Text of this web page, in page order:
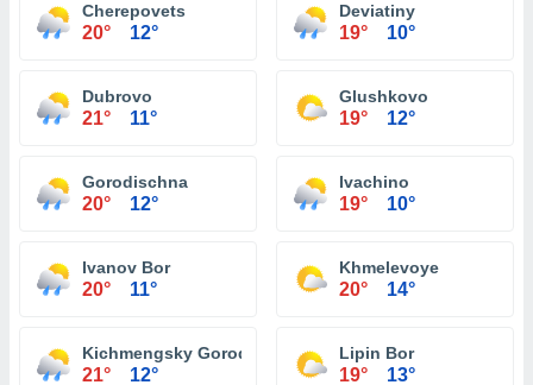
Cherepovets
20° 12°
Deviatiny
19° 10°
Dubrovo
21° 11°
Glushkovo
19° 12°
Gorodischna
20° 12°
Ivachino
19° 10°
Ivanov Bor
20° 11°
Khmelevoye
20° 14°
Kichmengsky Gorodok
21° 12°
Lipin Bor
19° 13°